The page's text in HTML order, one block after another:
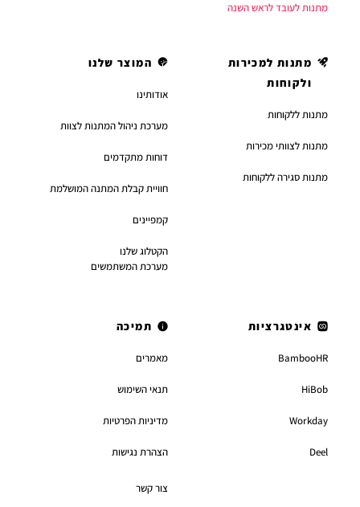
מתנות לעובד לראש השנה
מתנות למכירות
ולקוחות
מתנות ללקוחות
מתנות לצוותי מכירות
מתנות סגירה ללקוחות
המוצר שלנו
אודותינו
מערכת ניהול המתנות לצוות
דוחות מתקדמים
חוויית קבלת המתנה המושלמת
קמפיינים
הקטלוג שלנו
מערכת המשתמשים
אינטגרציות
BambooHR
HiBob
Workday
Deel
תמיכה
מאמרים
תנאי השימוש
מדיניות הפרטיות
הצהרת נגישות
צור קשר